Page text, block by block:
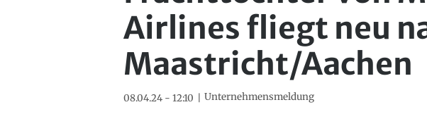
Airlines fliegt neu
Maastricht/Aachen
08.04.24 - 12:10 Unternehmensmeldung